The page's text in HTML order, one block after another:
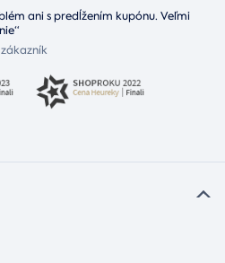
ani s predĺžením kupónu. Veľmi